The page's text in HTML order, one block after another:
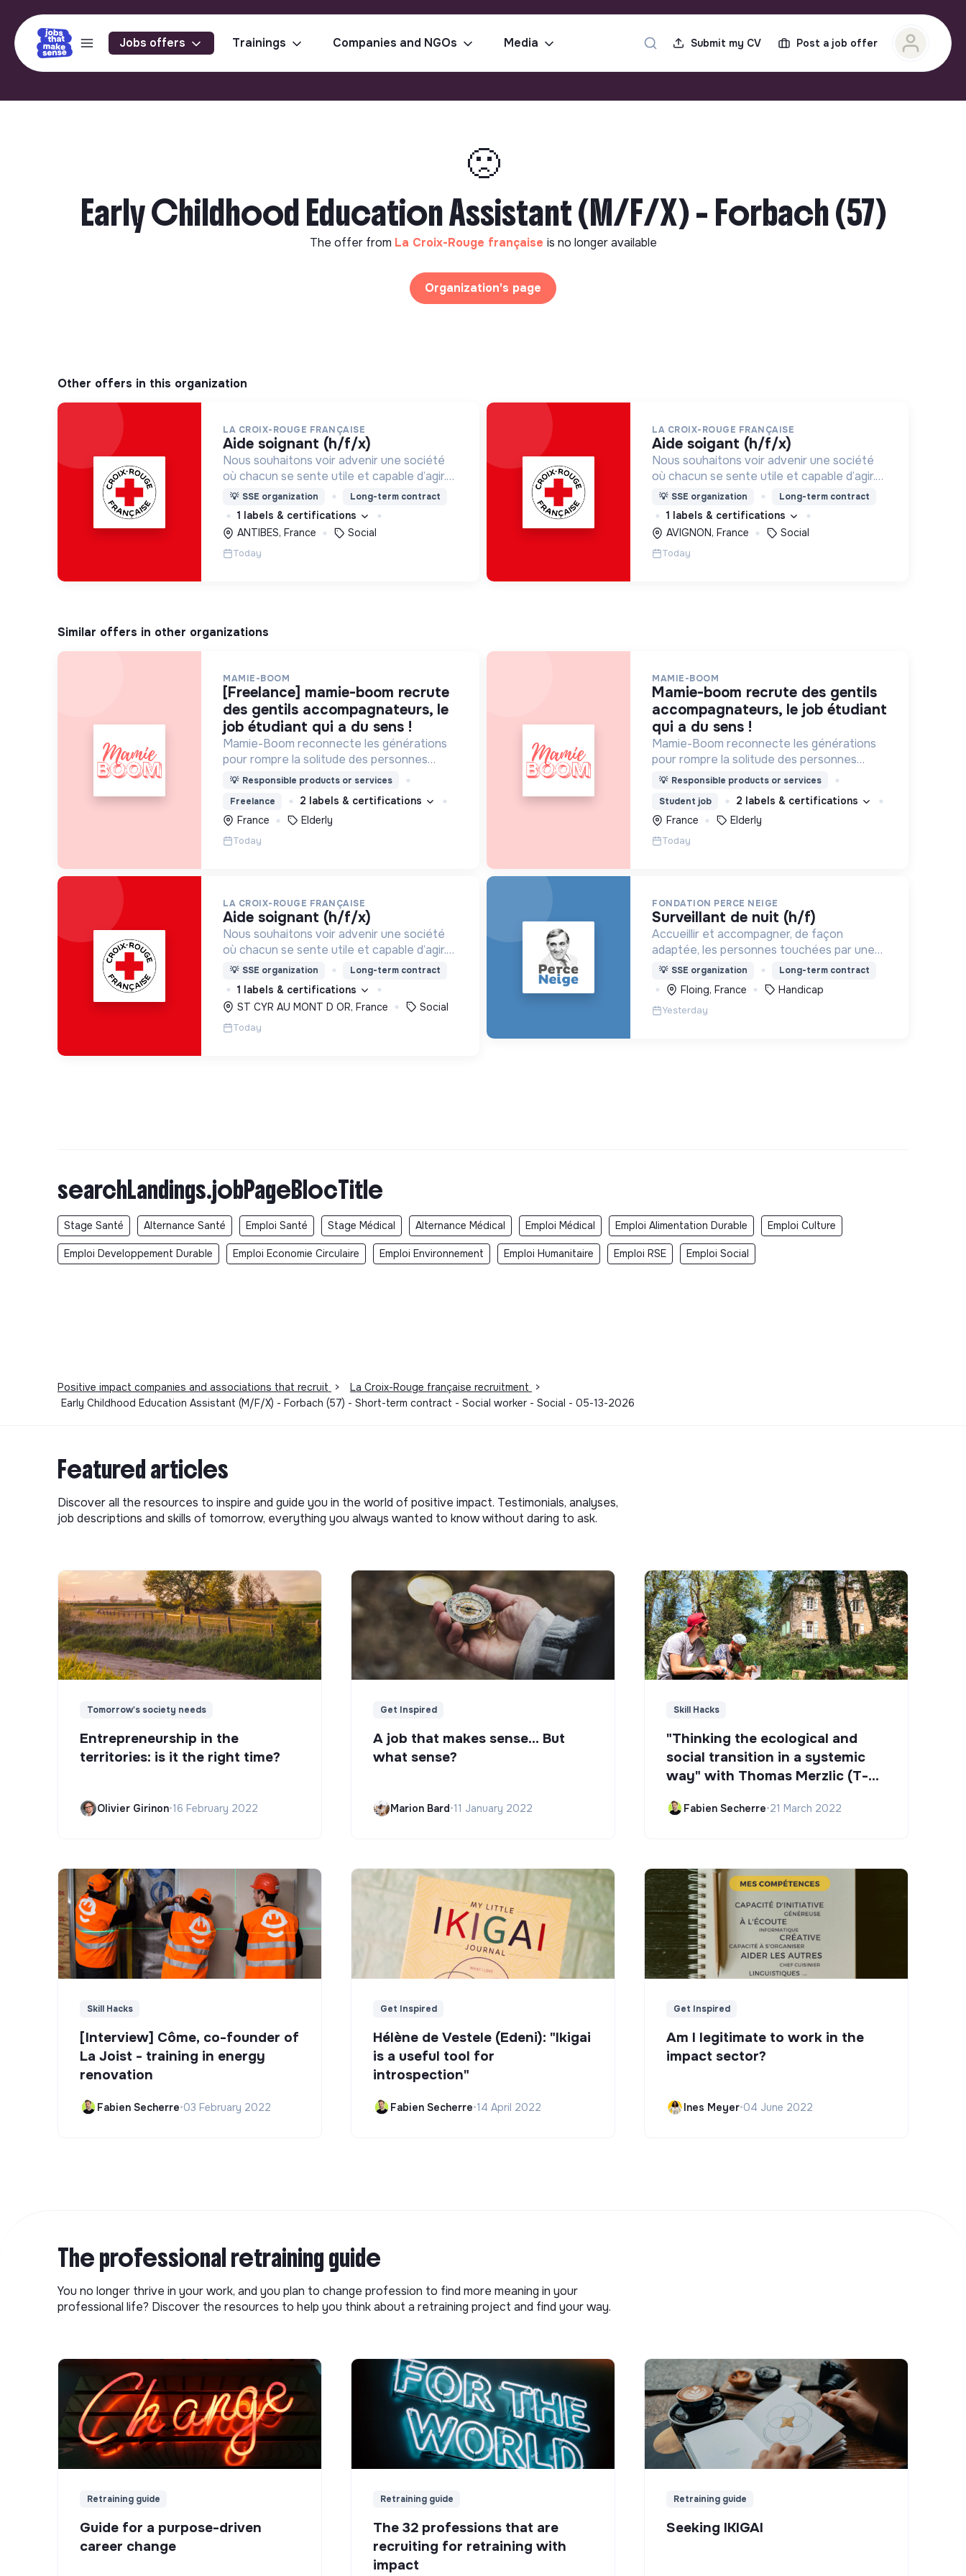
Jobs offers Trainings Companies and NGOs Media Submit my CV Post a job offer
🙁
Early Childhood Education Assistant (M/F/X) - Forbach (57)
The offer from La Croix-Rouge française is no longer available
Organization's page
Other offers in this organization
LA CROIX-ROUGE FRANÇAISE
aide soignant (h/f/x)
Nous souhaitons voir advenir une société
où chacun se sente utile et capable d’agir.
Pour cela, nous proposons des moyens et
des lieux d’engagement innovants et
adaptés à tous.
💡 SSE organization Long-term contract
1 labels & certifications
ANTIBES, France
Social
Today
LA CROIX-ROUGE FRANÇAISE
aide soigant (h/f/x)
Nous souhaitons voir advenir une société
où chacun se sente utile et capable d’agir.
Pour cela, nous proposons des moyens et
des lieux d’engagement innovants et
adaptés à tous.
💡 SSE organization Long-term contract
1 labels & certifications
AVIGNON, France
Social
Today
Similar offers in other organizations
MAMIE-BOOM
[freelance] mamie-boom recrute
des gentils accompagnateurs, le
job étudiant qui a du sens !
Mamie-Boom reconnecte les générations
pour rompre la solitude des personnes
âgées, grâce aux visites d'étudiants chaque
💡 Responsible products or services
Freelance
2 labels & certifications
France
Elderly
Today
MAMIE-BOOM
mamie-boom recrute des gentils
accompagnateurs, le job étudiant
qui a du sens !
Mamie-Boom reconnecte les générations
pour rompre la solitude des personnes
âgées, grâce aux visites d'étudiants chaque
💡 Responsible products or services
Student job
2 labels & certifications
France
Elderly
Today
LA CROIX-ROUGE FRANÇAISE
aide soignant (h/f/x)
Nous souhaitons voir advenir une société
où chacun se sente utile et capable d’agir.
Pour cela, nous proposons des moyens et
des lieux d’engagement innovants et
adaptés à tous.
💡 SSE organization Long-term contract
1 labels & certifications
ST CYR AU MONT D OR, France
Social
Today
FONDATION PERCE NEIGE
surveillant de nuit (h/f)
Accueillir et accompagner, de façon
adaptée, les personnes touchées par une
déficience mentale, un handicap physique
ou psychique
💡 SSE organization Long-term contract
Floing, France Handicap
Yesterday
searchLandings.jobPageBlocTitle
Stage Santé Alternance Santé Emploi Santé Stage Médical Alternance Médical Emploi Médical Emploi Alimentation Durable Emploi Culture
Emploi Developpement Durable Emploi Economie Circulaire Emploi Environnement Emploi Humanitaire Emploi RSE Emploi Social
Positive impact companies and associations that recruit > La Croix-Rouge française recruitment
>
Early Childhood Education Assistant (M/F/X) - Forbach (57) - Short-term contract - Social worker - Social - 05-13-2026
Featured articles
Discover all the resources to inspire and guide you in the world of positive impact. Testimonials, analyses,
job descriptions and skills of tomorrow, everything you always wanted to know without daring to ask.
Tomorrow's society needs
Entrepreneurship in the
territories: is it the right time?
Olivier Girinon•16 February 2022
Get Inspired
A job that makes sense... But
what sense?
Marion Bard•11 January 2022
Skill Hacks
"Thinking the ecological and
social transition in a systemic
way" with Thomas Merzlic (T-
Fabien Secherre•21 March 2022
Skill Hacks
[Interview] Côme, co-founder of
La Joist - training in energy
renovation
Fabien Secherre•03 February 2022
Get Inspired
Hélène de Vestele (Edeni): "Ikigai
is a useful tool for
introspection"
Fabien Secherre•14 April 2022
Get Inspired
Am I legitimate to work in the
impact sector?
Ines Meyer•04 June 2022
The professional retraining guide
You no longer thrive in your work, and you plan to change profession to find more meaning in your
professional life? Discover the resources to help you think about a retraining project and find your way.
Retraining guide
Guide for a purpose-driven
career change
Retraining guide
The 32 professions that are
recruiting for retraining with
impact
Retraining guide
Seeking IKIGAI